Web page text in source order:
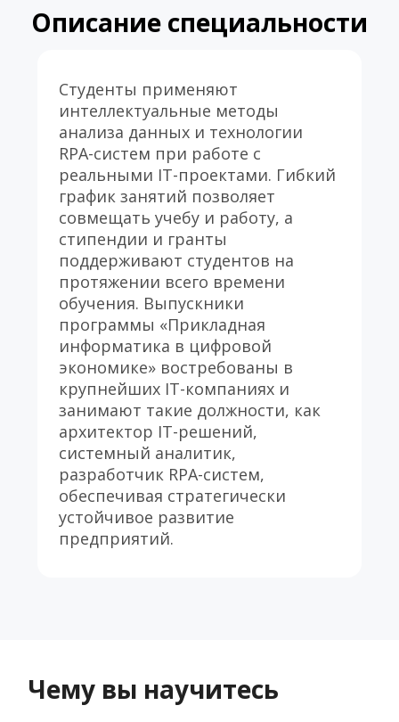
Описание специальности
Студенты применяют
интеллектуальные методы
анализа данных и технологии
RPA-систем при работе с
реальными IT-проектами. Гибкий
график занятий позволяет
совмещать учебу и работу, а
стипендии и гранты
поддерживают студентов на
протяжении всего времени
обучения. Выпускники
программы «Прикладная
информатика в цифровой
экономике» востребованы в
крупнейших IT-компаниях и
занимают такие должности, как
архитектор IT-решений,
системный аналитик,
разработчик RPA-систем,
обеспечивая стратегически
устойчивое развитие
предприятий.
Чему вы научитесь